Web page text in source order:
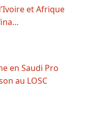
et Afrique
en Saudi Pro
au LOSC